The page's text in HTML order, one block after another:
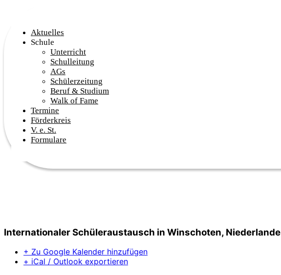
Aktuelles
Schule
Unterricht
Schulleitung
AGs
Schülerzeitung
Beruf & Studium
Walk of Fame
Termine
Förderkreis
V. e. St.
Formulare
Internationaler Schüleraustausch in Winschoten, Niederlande
+ Zu Google Kalender hinzufügen
+ iCal / Outlook exportieren